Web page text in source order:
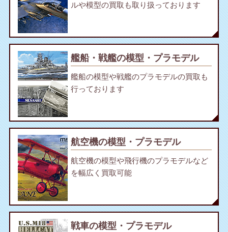
ルや模型の買取も取り扱っております
艦船・戦艦の模型・プラモデル
艦船の模型や戦艦のプラモデルの買取も
行っております
航空機の模型・プラモデル
航空機の模型や飛行機のプラモデルなど
を幅広く買取可能
戦車の模型・プラモデル